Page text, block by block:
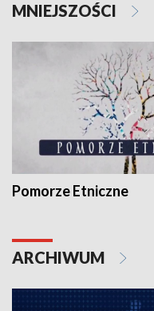
MNIEJSZOŚCI
Pomorze Etniczne
ARCHIWUM